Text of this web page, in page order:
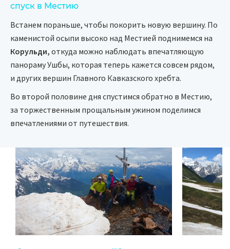
спуск в Местию
Встанем пораньше, чтобы покорить новую вершину. По
каменистой осыпи высоко над Местией поднимемся на
Корульди, откуда можно наблюдать впечатляющую
панораму Ушбы, которая теперь кажется совсем рядом,
и других вершин Главного Кавказского хребта.
Во второй половине дня спустимся обратно в Местию,
за торжественным прощальным ужином поделимся
впечатлениями от путешествия.